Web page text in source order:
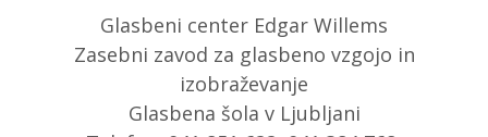
Glasbeni center Edgar Willems
Zasebni zavod za glasbeno vzgojo in
izobraževanje
Glasbena šola v Ljubljani